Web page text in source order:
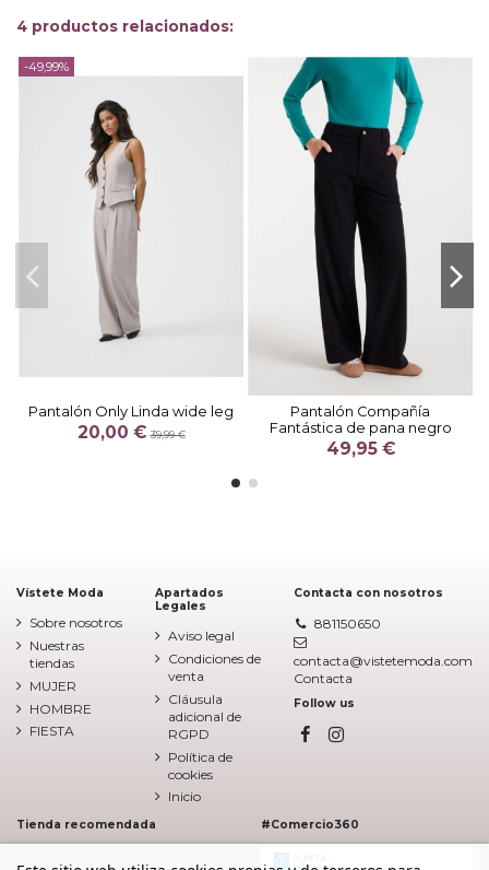
4 productos relacionados:
-49,99%
Pantalón Only Linda wide leg
20,00 €39,99 €
Pantalón Compañía
Fantástica de pana negro
49,95 €
Vístete Moda
Sobre nosotros
Nuestras
tiendas
MUJER
HOMBRE
FIESTA
Apartados
Legales
Aviso legal
Condiciones de
venta
Cláusula
adicional de
RGPD
Política de
cookies
Inicio
Contacta con nosotros
881150650
contacta@vistetemoda.com
Contacta
Follow us
Tienda recomendada #Comercio360